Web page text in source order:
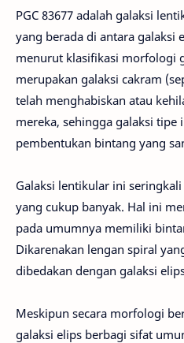
PGC 83677 adalah galaksi
yang berada di antara galaksi
menurut klasifikasi morfologi
merupakan galaksi cakram
telah menghabiskan atau
mereka, sehingga galaksi
pembentukan bintang yang
Galaksi lentikular ini
yang cukup banyak. Hal ini
pada umumnya memiliki
Dikarenakan lengan spiral
dibedakan dengan galaksi
Meskipun secara morfologi
galaksi elips berbagi sifat